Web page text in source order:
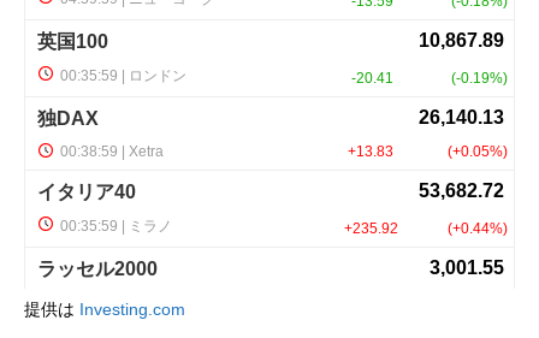
提供は Investing.com